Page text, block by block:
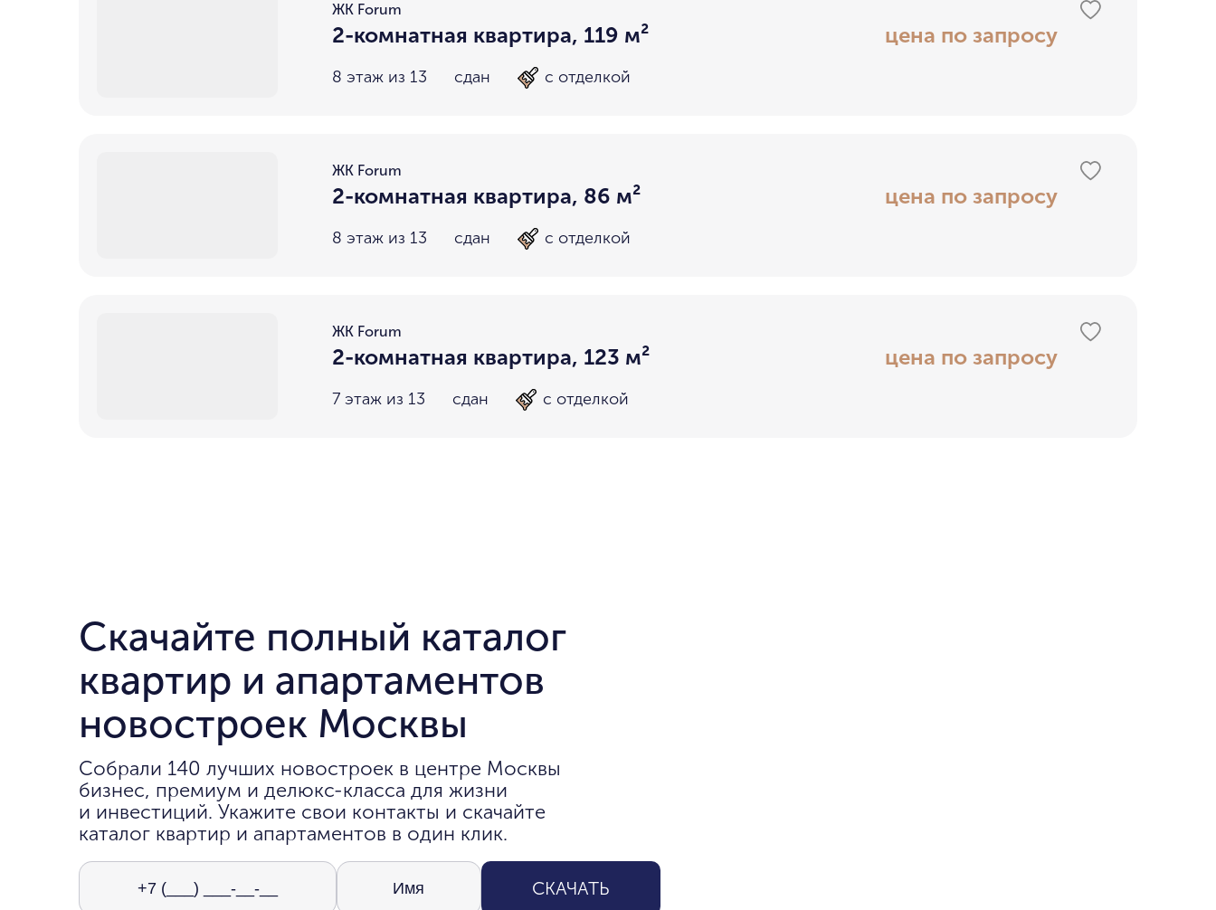
ЖК Forum
2-комнатная квартира, 119 м²
8 этаж из 13 сдан с отделкой
цена по запросу
ЖК Forum
2-комнатная квартира, 86 м²
8 этаж из 13 сдан с отделкой
цена по запросу
ЖК Forum
2-комнатная квартира, 123 м²
7 этаж из 13 сдан с отделкой
цена по запросу
Скачайте полный каталог
квартир и апартаментов
новостроек Москвы
Собрали 140 лучших новостроек в центре Москвы
бизнес, премиум и делюкс-класса для жизни
и инвестиций. Укажите свои контакты и скачайте
каталог квартир и апартаментов в один клик.
СКАЧАТЬ